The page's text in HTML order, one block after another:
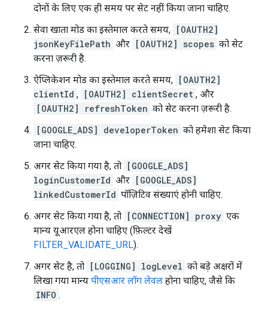
दोनों के लिए एक ही समय पर सेट नहीं किया जाना चाहिए.
सेवा खाता मोड का इस्तेमाल करते समय, [OAUTH2]
jsonKeyFilePath और [OAUTH2] scopes को सेट
करना ज़रूरी है.
ऐप्लिकेशन मोड का इस्तेमाल करते समय, [OAUTH2]
clientId , [OAUTH2] clientSecret , और
[OAUTH2] refreshToken को सेट करना ज़रूरी है.
[GOOGLE_ADS] developerToken को हमेशा सेट किया
जाना चाहिए.
अगर सेट किया गया है, तो [GOOGLE_ADS]
loginCustomerId और [GOOGLE_ADS]
linkedCustomerId पॉज़िटिव संख्याएं होनी चाहिए.
अगर सेट किया गया है, तो [CONNECTION] proxy एक
मान्य यूआरएल होना चाहिए (फ़िल्टर देखें
FILTER_VALIDATE_URL).
अगर सेट है, तो [LOGGING] logLevel को बड़े अक्षरों में
लिखा गया मान्य पीएसआर लॉग लेवल होना चाहिए, जैसे कि
INFO .